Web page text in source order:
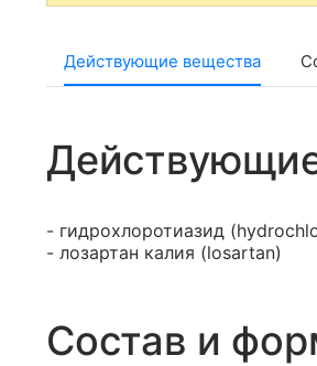
Действующие вещества
- гидрохлоротиазид
- лозартан калия (losartan)
Состав и